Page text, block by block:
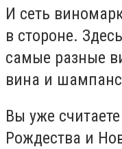
И сеть
в стороне.
самые разные
вина и
Вы уже
Рождества и